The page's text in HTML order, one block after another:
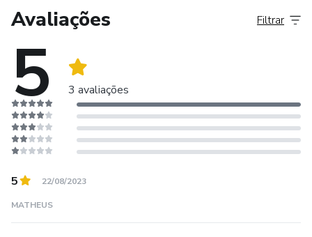
Avaliações
5 3 avaliações
Filtrar
5 22/08/2023
MATHEUS